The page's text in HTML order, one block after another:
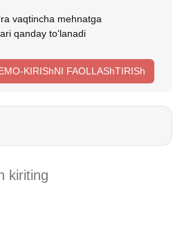
vaqtincha mehnatga
qanday toʻlanadi
KIRIShNI FAOLLAShTIRISh